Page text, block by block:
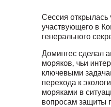
Сессия
участвующего в
генерального
Домингес сделал
моряков, чьи
ключевыми
перехода к
моряками в
вопросам защиты